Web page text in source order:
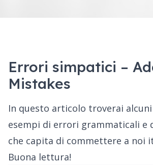
Errori simpatici –
Mistakes
In questo articolo troverai
esempi di errori grammaticali e
che capita di commettere a noi
Buona lettura!